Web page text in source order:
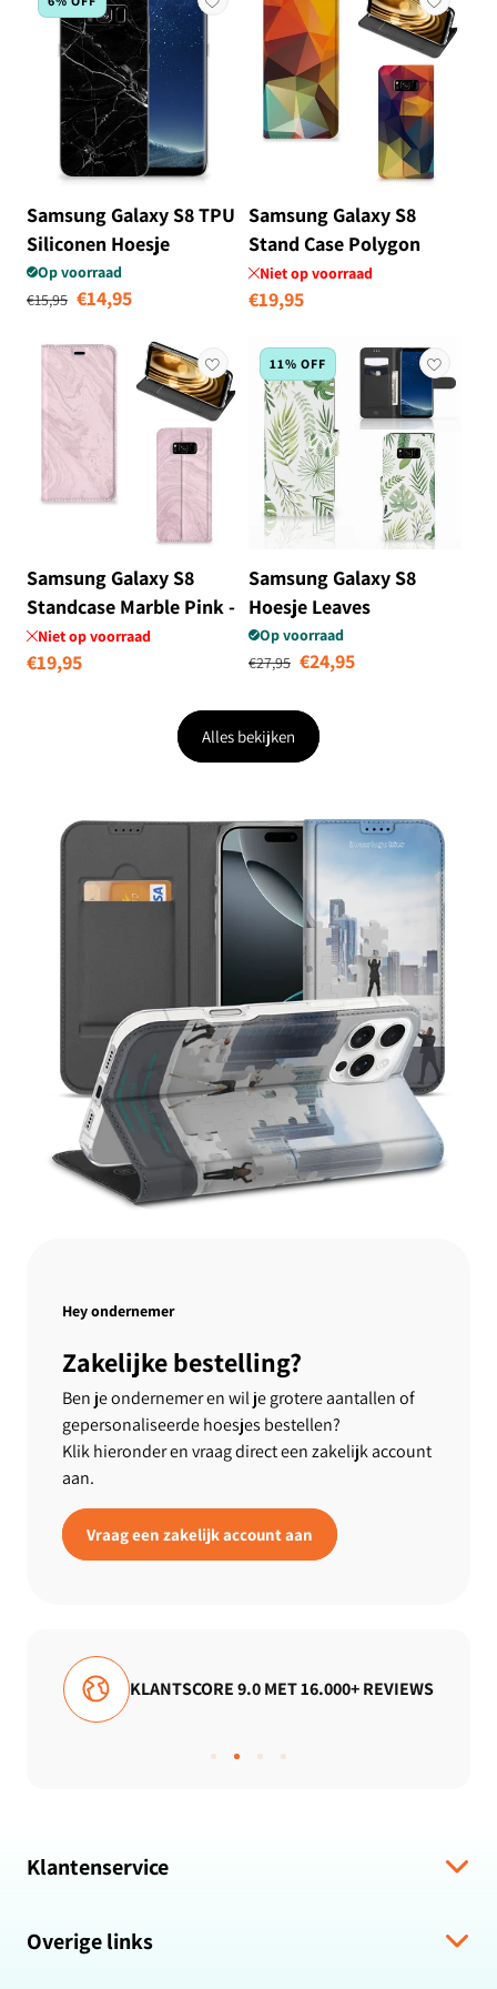
Samsung Galaxy S8 TPU
Siliconen Hoesje
Marmer Zwart -
Origineel Cadeau Vader
Op voorraad
Normale prijs
€15,95 Aanbiedingsprijs
€14,95
Samsung Galaxy S8
Stand Case Polygon
Color
Niet op voorraad
Normale
€19,95
Samsung Galaxy S8
Standcase Marble Pink -
Origineel Cadeau
Vriendin
Niet op voorraad
Normale
€19,95
11% OFF
Samsung Galaxy S8
Hoesje Leaves
Op voorraad
Normale prijs
€27,95 €24,95
Alles bekijken
Hey ondernemer
Zakelijke bestelling?
Ben je ondernemer en wil je grotere aantallen of
gepersonaliseerde hoesjes bestellen?
Klik hieronder en vraag direct een zakelijk account
aan.
Vraag een zakelijk account aan
GRATIS VERZENDING
Klantenservice
Algemene voorwaarden
Overige links